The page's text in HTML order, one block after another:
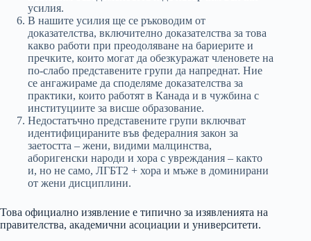
усилия.
В нашите усилия ще се ръководим от
доказателства, включително доказателства за това
какво работи при преодоляване на бариерите и
пречките, които могат да обезкуражат членовете на
по-слабо представените групи да напреднат. Ние
се ангажираме да споделяме доказателства за
практики, които работят в Канада и в чужбина с
институциите за висше образование.
Недостатъчно представените групи включват
идентифицираните във федералния закон за
заетостта – жени, видими малцинства,
аборигенски народи и хора с увреждания – както
и, но не само, ЛГБТ2 + хора и мъже в доминирани
от жени дисциплини.
Това официално изявление е типично за изявленията на
правителства, академични асоциации и университети.